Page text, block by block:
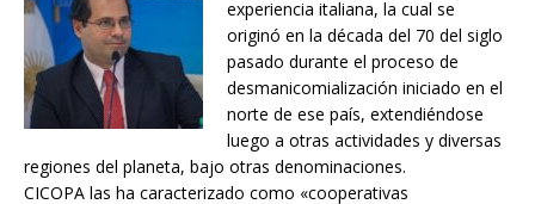
experiencia italiana, la cual se
originó en la década del 70 del siglo
pasado durante el proceso de
desmanicomialización iniciado en el
norte de ese país, extendiéndose
luego a otras actividades y diversas
regiones del planeta, bajo otras denominaciones.
CICOPA las ha caracterizado como «cooperativas